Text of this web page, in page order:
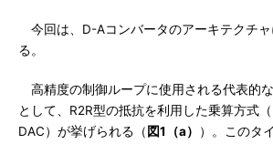
今回は、D-Aコンバータのアーキテクチ
る。
高精度の制御ループに使用される代表的
として、R2R型の抵抗を利用した乗算方式
DAC）が挙げられる（ 図1（a）
）。このタ